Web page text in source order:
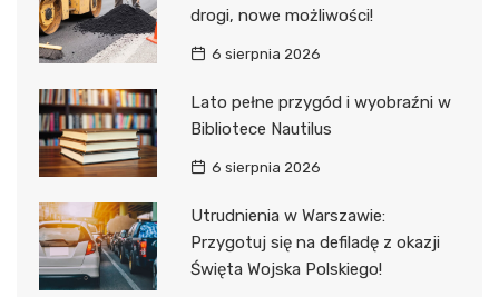
drogi, nowe możliwości!
6 sierpnia 2026
Lato pełne przygód i wyobraźni w
Bibliotece Nautilus
6 sierpnia 2026
Utrudnienia w Warszawie:
Przygotuj się na defiladę z okazji
Święta Wojska Polskiego!